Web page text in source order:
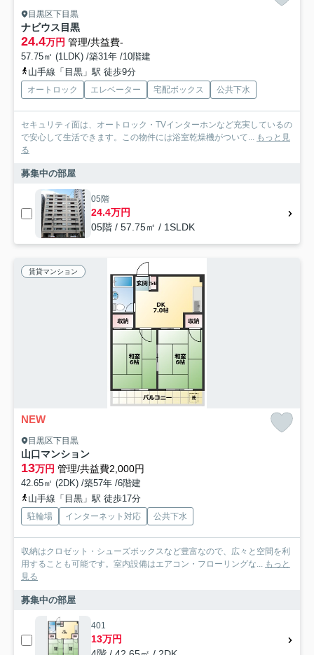
目黒区下目黒
ナビウス目黒
24.4万円 管理/共益費-
57.75㎡ (1LDK) /築31年 /10階建
山手線「目黒」駅 徒歩9分
オートロック エレベーター 宅配ボックス 公共下水
セキュリティ面は、オートロック・TVインターホンなど充実しているの
で安心して生活できます。この物件には浴室乾燥機がついて... もっと見
る
募集中の部屋
05階
24.4万円
05階 / 57.75㎡ / 1SLDK
賃貸マンション
NEW
目黒区下目黒
山口マンション
13万円 管理/共益費2,000円
42.65㎡ (2DK) /築57年 /6階建
山手線「目黒」駅 徒歩17分
駐輪場 インターネット対応 公共下水
収納はクロゼット・シューズボックスなど豊富なので、広々と空間を利
用することも可能です。室内設備はエアコン・フローリングな... もっと
見る
募集中の部屋
401
13万円